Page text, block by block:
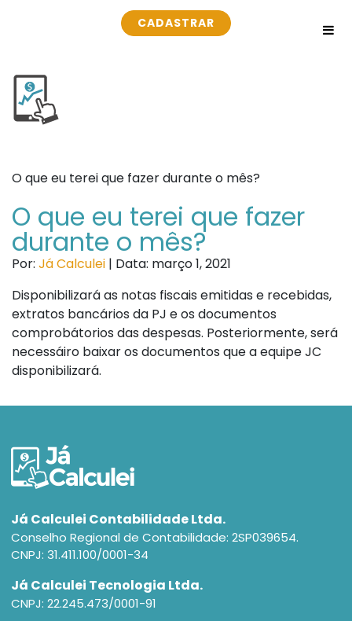
CADASTRAR
O que eu terei que fazer durante o mês?
O que eu terei que fazer
durante o mês?
Por: Já Calculei | Data: março 1, 2021
Disponibilizará as notas fiscais emitidas e recebidas,
extratos bancários da PJ e os documentos
comprobátorios das despesas. Posteriormente, será
necessáiro baixar os documentos que a equipe JC
disponibilizará.
Já Calculei Contabilidade Ltda.
Conselho Regional de Contabilidade: 2SP039654.
CNPJ: 31.411.100/0001-34
Já Calculei Tecnologia Ltda.
CNPJ: 22.245.473/0001-91